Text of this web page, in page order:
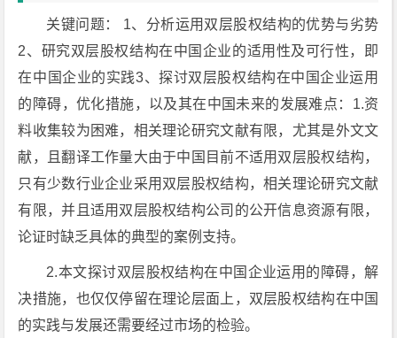
关键问题： 1、分析运用双层股权结构的优势与劣势
2、研究双层股权结构在中国企业的适用性及可行性，即
在中国企业的实践3、探讨双层股权结构在中国企业运用
的障碍，优化措施，以及其在中国未来的发展难点：1.资
料收集较为困难，相关理论研究文献有限，尤其是外文文
献，且翻译工作量大由于中国目前不适用双层股权结构，
只有少数行业企业采用双层股权结构，相关理论研究文献
有限，并且适用双层股权结构公司的公开信息资源有限，
论证时缺乏具体的典型的案例支持。
2.本文探讨双层股权结构在中国企业运用的障碍，解
决措施，也仅仅停留在理论层面上，双层股权结构在中国
的实践与发展还需要经过市场的检验。